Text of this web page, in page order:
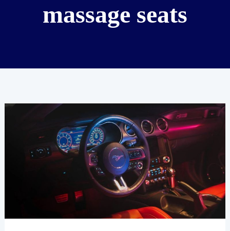
massage seats
The
Range
Rover
Autobiography’s
interior
showcases
exquisite
craftsmanship